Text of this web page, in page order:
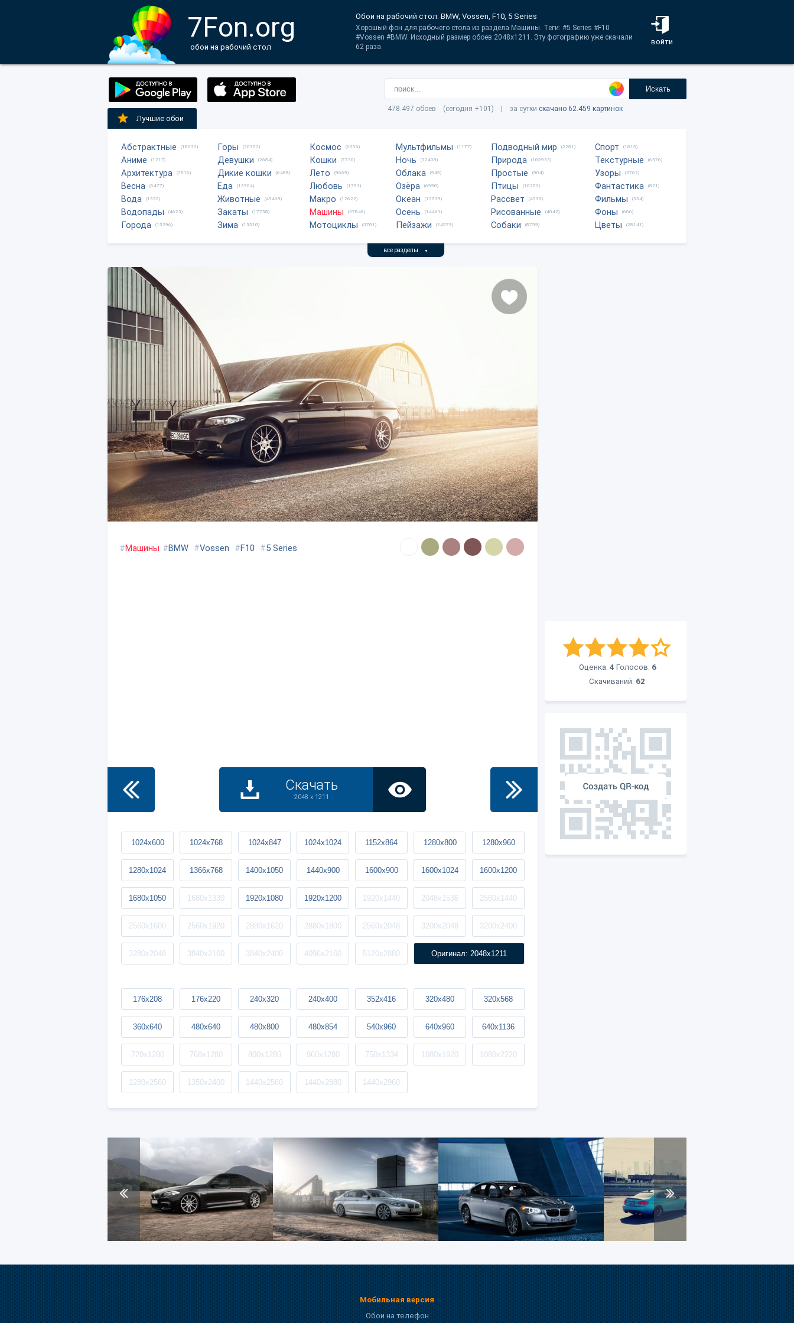
7Fon.org
обои на рабочий стол
войти
Обои на рабочий стол: BMW, Vossen, F10, 5 Series
Хорошый фон для рабочего стола из раздела Машины. Теги: #5 Series #F10
#Vossen #BMW. Исходный размер обоев 2048x1211. Эту фотографию уже скачали
62 раза.
Искать
478.497 обоев (сегодня +101) | за сутки скачано 62.459 картинок
Лучшие обои
Абстрактные (18032)
Аниме (1217)
Архитектура (2816)
Весна (6477)
Вода (1335)
Водопады (4623)
Города (15296)
Горы (20702)
Девушки (2684)
Дикие кошки (6488)
Еда (13704)
Животные (49468)
Закаты (17738)
Зима (13510)
Космос (6006)
Кошки (7730)
Лето (9669)
Любовь (1791)
Макро (12622)
Машины (37846)
Мотоциклы (3701)
Мультфильмы (1177)
Ночь (12408)
Облака (945)
Озёра (6990)
Океан (13539)
Осень (14461)
Пейзажи (24579)
Подводный мир (2281)
Природа (105933)
Простые (904)
Птицы (10202)
Рассвет (4535)
Рисованные (4042)
Собаки (8759)
Спорт (1815)
Текстурные (6376)
Узоры (3762)
Фантастика (821)
Фильмы (334)
Фоны (606)
Цветы (28141)
все разделы ▼
Оценка: 4 Голосов: 6
Скачиваний: 62
#Машины #BMW #Vossen #F10 #5 Series
Скачать
2048 x 1211
1024x600 1024x768 1024x847 1024x1024 1152x864 1280x800 1280x960
1280x1024 1366x768 1400x1050 1440x900 1600x900 1600x1024 1600x1200
1680x1050 1680x1330 1920x1080 1920x1200 1920x1440 2048x1536 2560x1440
2560x1600 2560x1920 2880x1620 2880x1800 2560x2048 3200x2048 3200x2400
3280x2048 3840x2160 3840x2400 4096x2160 5120x2880 Оригинал: 2048x1211
176x208 176x220 240x320 240x400 352x416 320x480 320x568
360x640 480x640 480x800 480x854 540x960 640x960 640x1136
720x1280 768x1280 800x1280 960x1280 750x1334 1080x1920 1080x2220
1280x2560 1350x2400 1440x2560 1440x2880 1440x2960
Мобильная версия
Обои на телефон